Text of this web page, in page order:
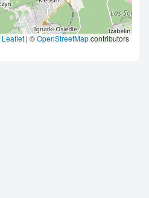
Leaflet | ©OpenStreetMapcontributors